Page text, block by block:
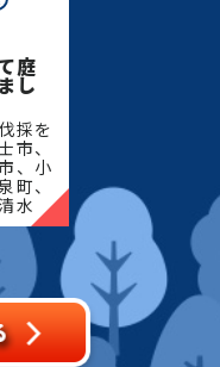
庭
し
採を
市、
、小
町、
水
、伊
伊東
豆
、下